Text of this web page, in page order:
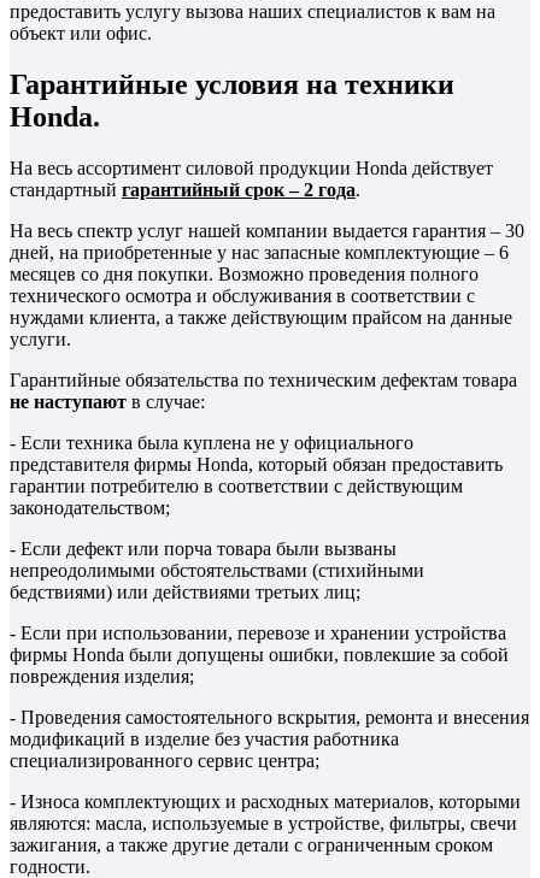
предоставить услугу вызова наших специалистов к вам на
объект или офис.
Гарантийные условия на техники
Honda.
На весь ассортимент силовой продукции Honda действует
стандартный гарантийный срок – 2 года.
На весь спектр услуг нашей компании выдается гарантия – 30
дней, на приобретенные у нас запасные комплектующие – 6
месяцев со дня покупки. Возможно проведения полного
технического осмотра и обслуживания в соответствии с
нуждами клиента, а также действующим прайсом на данные
услуги.
Гарантийные обязательства по техническим дефектам товара
не наступают в случае:
- Если техника была куплена не у официального
представителя фирмы Honda, который обязан предоставить
гарантии потребителю в соответствии с действующим
законодательством;
- Если дефект или порча товара были вызваны
непреодолимыми обстоятельствами (стихийными
бедствиями) или действиями третьих лиц;
- Если при использовании, перевозе и хранении устройства
фирмы Honda были допущены ошибки, повлекшие за собой
повреждения изделия;
- Проведения самостоятельного вскрытия, ремонта и внесения
модификаций в изделие без участия работника
специализированного сервис центра;
- Износа комплектующих и расходных материалов, которыми
являются: масла, используемые в устройстве, фильтры, свечи
зажигания, а также другие детали с ограниченным сроком
годности.